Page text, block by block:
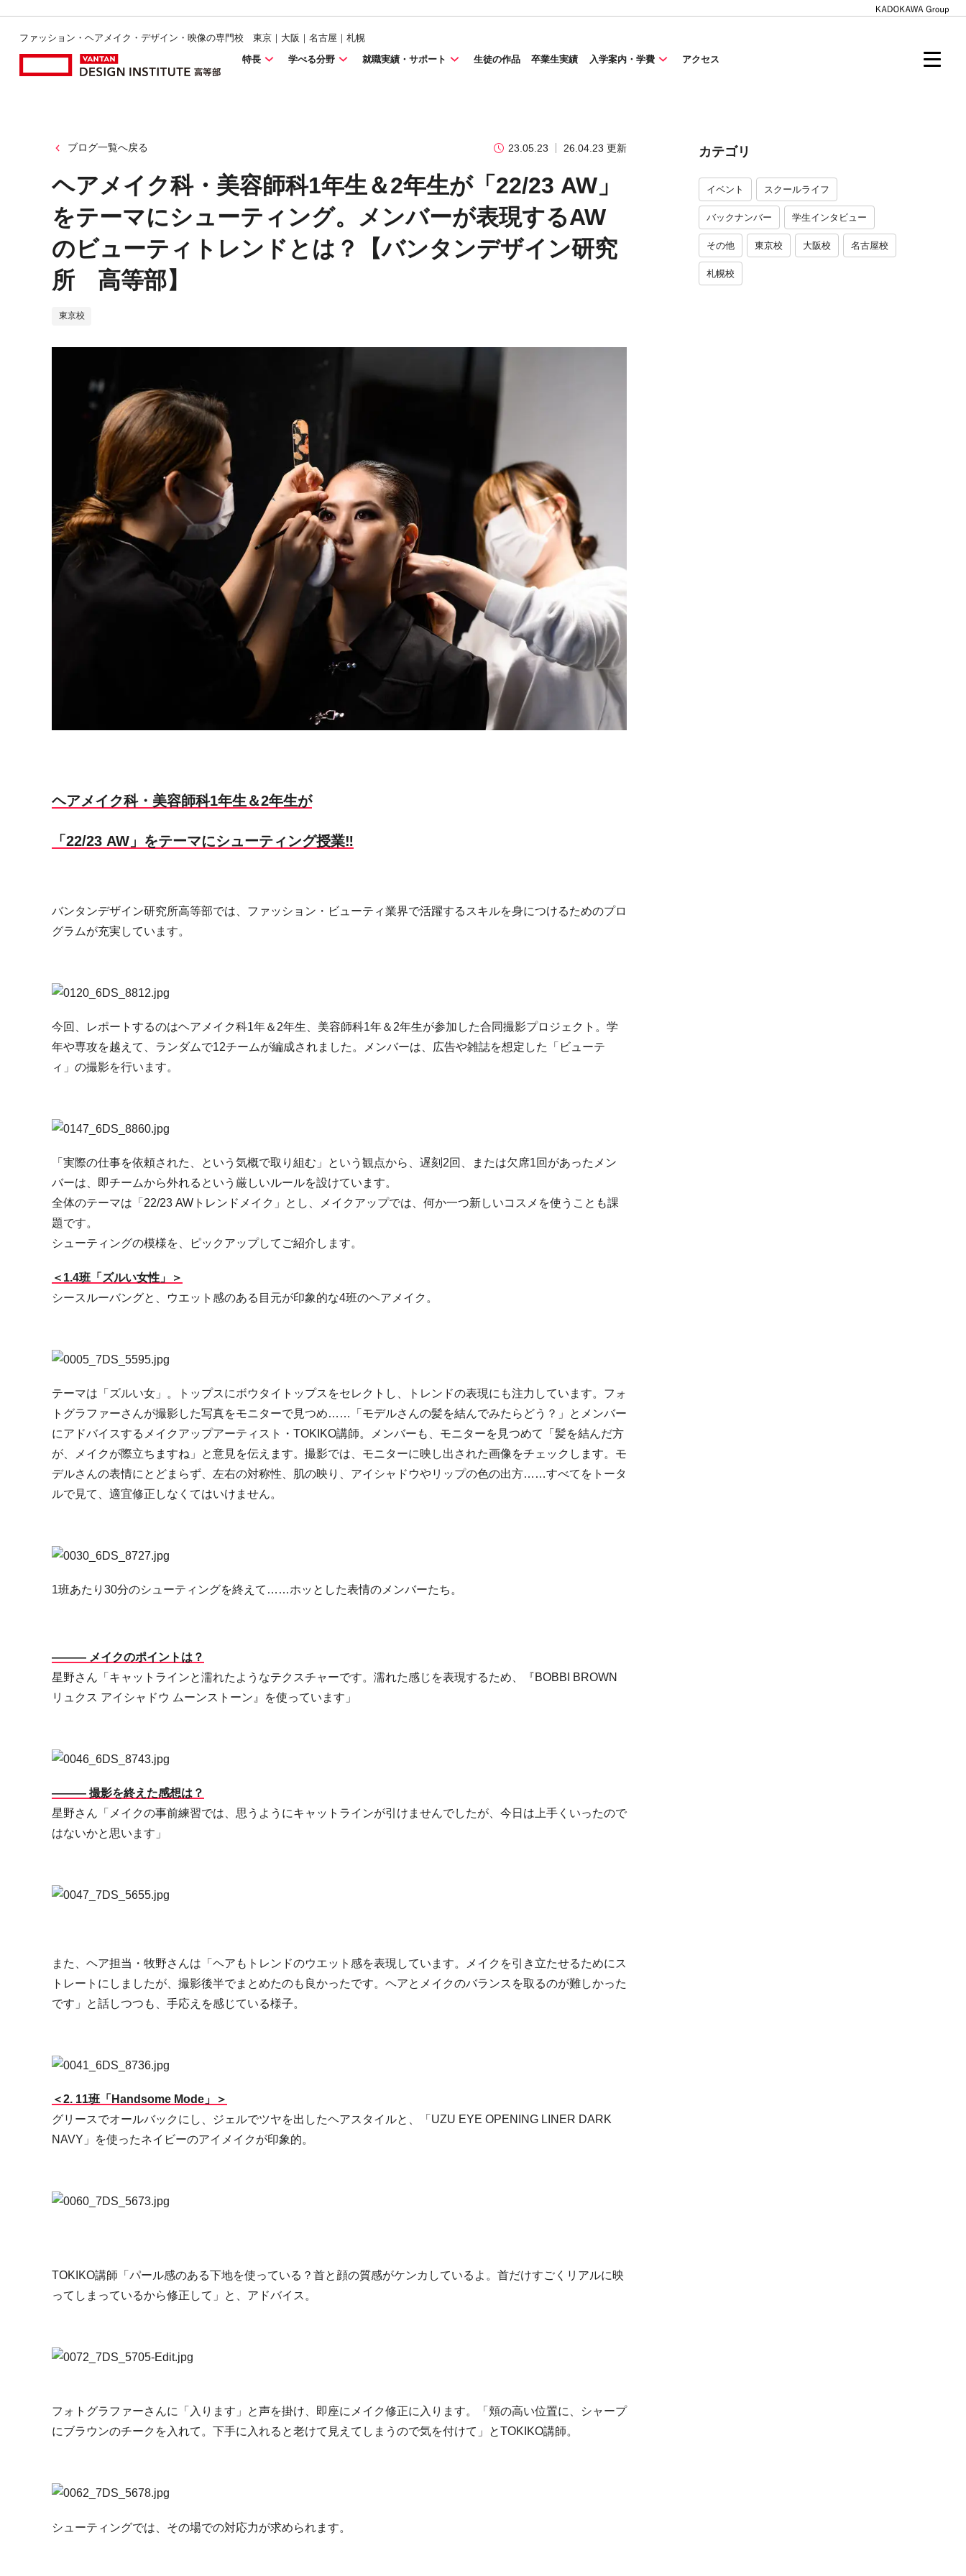
ファッション・ヘアメイク・デザイン・映像の専門校 東京｜大阪｜名古屋｜札幌
特長
学べる分野 就職実績・サポート 生徒の作品 卒業生実績 入学案内・学費 アクセス
ブログ一覧へ戻る 23.05.23 26.04.23 更新
ヘアメイク科・美容師科1年生＆2年生が「22/23 AW」
をテーマにシューティング。メンバーが表現するAW
のビューティトレンドとは？【バンタンデザイン研究
所 高等部】
東京校
ヘアメイク科・美容師科1年生＆2年生が
「22/23 AW」をテーマにシューティング授業‼
バンタンデザイン研究所高等部では、ファッション・ビューティ業界で活躍するスキルを身につけるためのプロ
グラムが充実しています。
今回、レポートするのはヘアメイク科1年＆2年生、美容師科1年＆2年生が参加した合同撮影プロジェクト。学
年や専攻を越えて、ランダムで12チームが編成されました。メンバーは、広告や雑誌を想定した「ビューテ
ィ」の撮影を行います。
「実際の仕事を依頼された、という気概で取り組む」という観点から、遅刻2回、または欠席1回があったメン
バーは、即チームから外れるという厳しいルールを設けています。
全体のテーマは「22/23 AWトレンドメイク」とし、メイクアップでは、何か一つ新しいコスメを使うことも課
題です。
シューティングの模様を、ピックアップしてご紹介します。
＜1.4班「ズルい女性」＞
シースルーバングと、ウエット感のある目元が印象的な4班のヘアメイク。
テーマは「ズルい女」。トップスにボウタイトップスをセレクトし、トレンドの表現にも注力しています。フォ
トグラファーさんが撮影した写真をモニターで見つめ……「モデルさんの髪を結んでみたらどう？」とメンバー
にアドバイスするメイクアップアーティスト・TOKIKO講師。メンバーも、モニターを見つめて「髪を結んだ方
が、メイクが際立ちますね」と意見を伝えます。撮影では、モニターに映し出された画像をチェックします。モ
デルさんの表情にとどまらず、左右の対称性、肌の映り、アイシャドウやリップの色の出方……すべてをトータ
ルで見て、適宜修正しなくてはいけません。
1班あたり30分のシューティングを終えて……ホッとした表情のメンバーたち。
――― メイクのポイントは？
星野さん「キャットラインと濡れたようなテクスチャーです。濡れた感じを表現するため、『BOBBI BROWN
リュクス アイシャドウ ムーンストーン』を使っています」
――― 撮影を終えた感想は？
星野さん「メイクの事前練習では、思うようにキャットラインが引けませんでしたが、今日は上手くいったので
はないかと思います」
また、ヘア担当・牧野さんは「ヘアもトレンドのウエット感を表現しています。メイクを引き立たせるためにス
トレートにしましたが、撮影後半でまとめたのも良かったです。ヘアとメイクのバランスを取るのが難しかった
です」と話しつつも、手応えを感じている様子。
＜2. 11班「Handsome Mode」＞
グリースでオールバックにし、ジェルでツヤを出したヘアスタイルと、「UZU EYE OPENING LINER DARK
NAVY」を使ったネイビーのアイメイクが印象的。
TOKIKO講師「パール感のある下地を使っている？首と顔の質感がケンカしているよ。首だけすごくリアルに映
ってしまっているから修正して」と、アドバイス。
フォトグラファーさんに「入ります」と声を掛け、即座にメイク修正に入ります。「頬の高い位置に、シャープ
にブラウンのチークを入れて。下手に入れると老けて見えてしまうので気を付けて」とTOKIKO講師。
シューティングでは、その場での対応力が求められます。
カテゴリ
イベント スクールライフ
バックナンバー 学生インタビュー
その他 東京校 大阪校 名古屋校
札幌校